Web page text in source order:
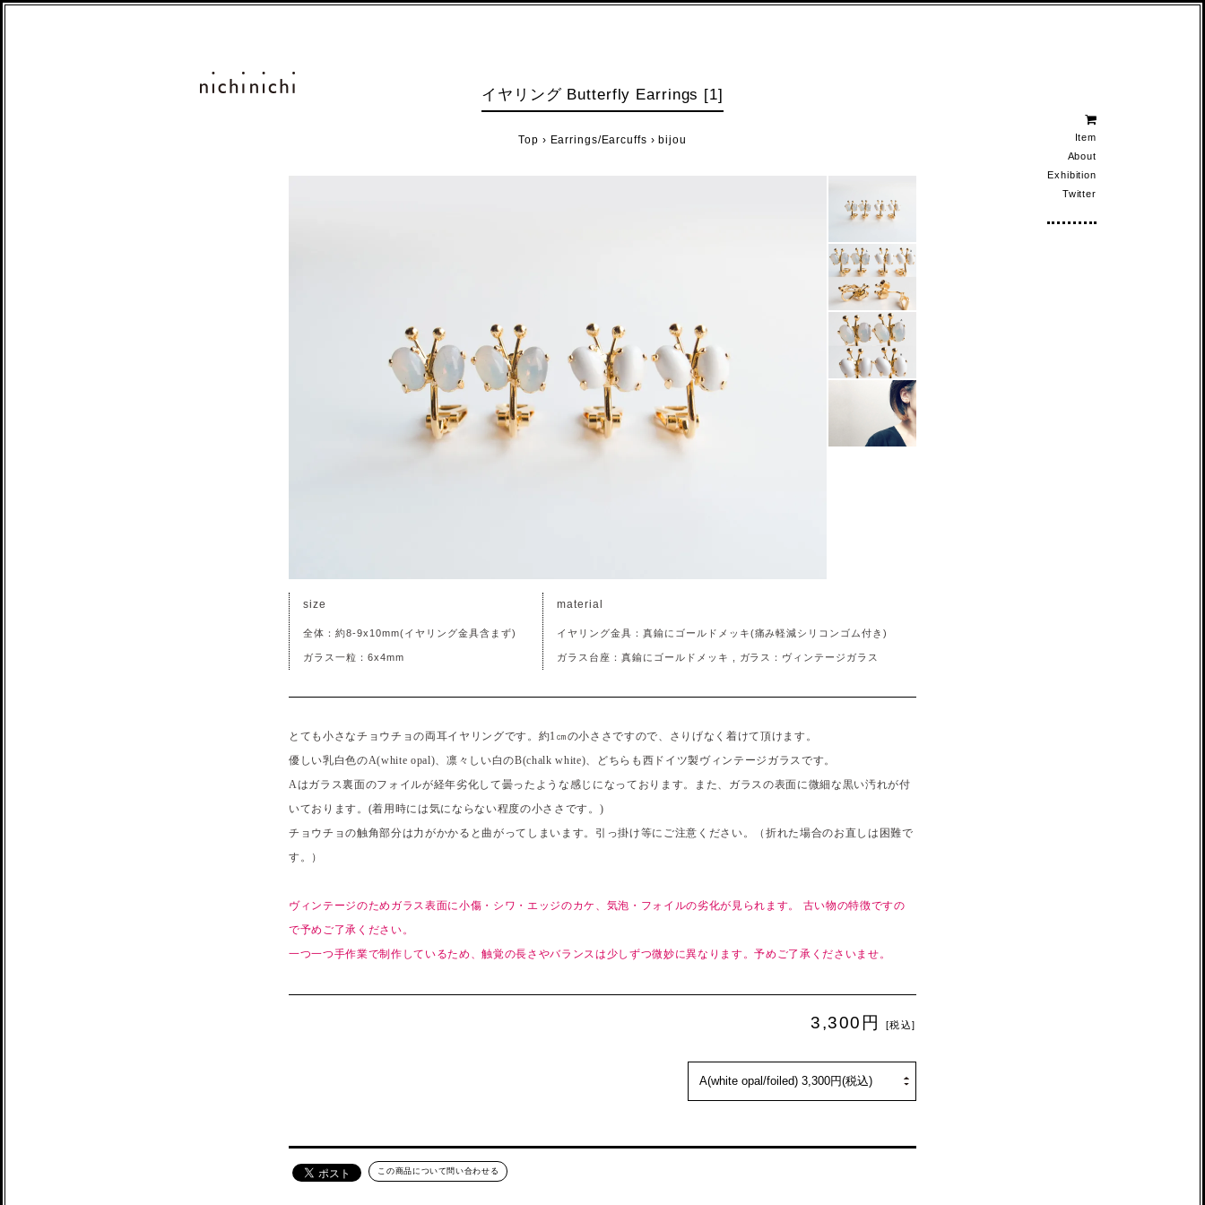
Item
About
Exhibition
Twitter
イヤリング Butterfly Earrings [1]
Top › Earrings/Earcuffs ›bijou
size
全体：約8-9x10mm(イヤリング金具含まず)
ガラス一粒：6x4mm
material
イヤリング金具：真鍮にゴールドメッキ(痛み軽減シリコンゴム付き)
ガラス台座：真鍮にゴールドメッキ , ガラス：ヴィンテージガラス
とても小さなチョウチョの両耳イヤリングです。約1㎝の小ささですので、さりげなく着けて頂けます。
優しい乳白色のA(white opal)、凛々しい白のB(chalk white)、どちらも西ドイツ製ヴィンテージガラスです。
Aはガラス裏面のフォイルが経年劣化して曇ったような感じになっております。また、ガラスの表面に微細な黒い汚れが付
いております。(着用時には気にならない程度の小ささです。)
チョウチョの触角部分は力がかかると曲がってしまいます。引っ掛け等にご注意ください。（折れた場合のお直しは困難で
す。）
ヴィンテージのためガラス表面に小傷・シワ・エッジのカケ、気泡・フォイルの劣化が見られます。 古い物の特徴ですの
で予めご了承ください。
一つ一つ手作業で制作しているため、触覚の長さやバランスは少しずつ微妙に異なります。予めご了承くださいませ。
3,300円 [税込]
この商品について問い合わせる